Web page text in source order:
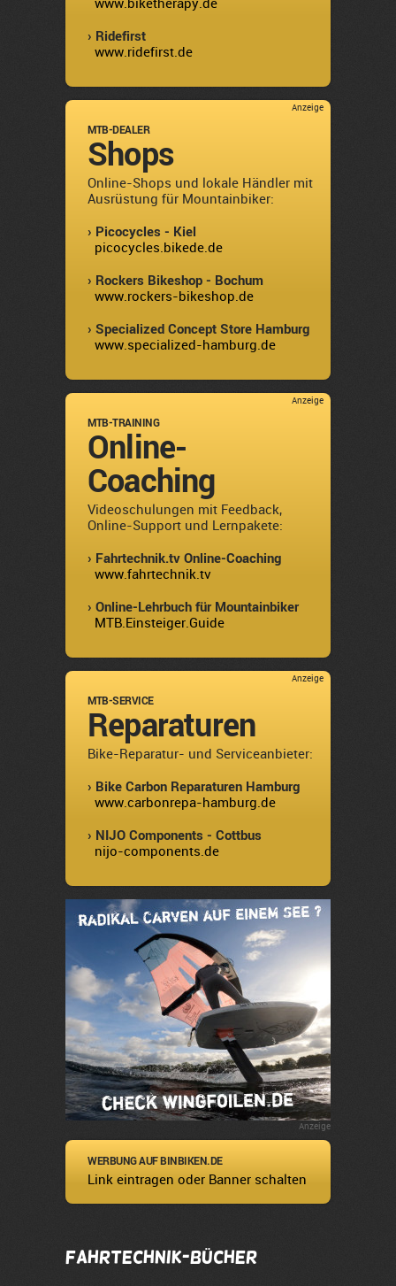
www.biketherapy.de
› Ridefirst
www.ridefirst.de
Anzeige
MTB-DEALER
Shops
Online-Shops und lokale Händler mit
Ausrüstung für Mountainbiker:
› Picocycles - Kiel
picocycles.bikede.de
› Rockers Bikeshop - Bochum
www.rockers-bikeshop.de
› Specialized Concept Store Hamburg
www.specialized-hamburg.de
Anzeige
MTB-TRAINING
Online-
Coaching
Videoschulungen mit Feedback,
Online-Support und Lernpakete:
› Fahrtechnik.tv Online-Coaching
www.fahrtechnik.tv
› Online-Lehrbuch für Mountainbiker
MTB.Einsteiger.Guide
Anzeige
MTB-SERVICE
Reparaturen
Bike-Reparatur- und Serviceanbieter:
› Bike Carbon Reparaturen Hamburg
www.carbonrepa-hamburg.de
› NIJO Components - Cottbus
nijo-components.de
Anzeige
WERBUNG AUF BINBIKEN.DE
Link eintragen oder Banner schalten
Fahrtechnik-Bücher